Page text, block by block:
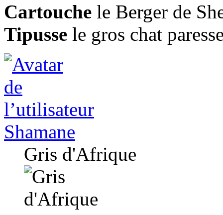
Cartouche le Berger de
Tipusse le gros chat
Shamane
Gris d'Afrique